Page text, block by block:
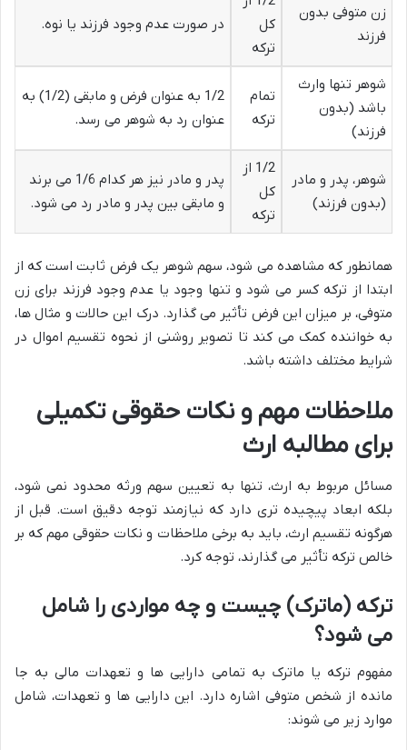
زن متوفی بدون
فرزند
کل
ترکه
در صورت عدم وجود فرزند یا نوه.
شوهر تنها وارث
باشد (بدون
فرزند)
تمام
ترکه
1/2 به عنوان فرض و مابقی (1/2) به
عنوان رد به شوهر می رسد.
شوهر، پدر و مادر
(بدون فرزند)
1/2 از
کل
ترکه
پدر و مادر نیز هر کدام 1/6 می برند
و مابقی بین پدر و مادر رد می شود.
همانطور که مشاهده می شود، سهم شوهر یک فرض ثابت است که از
ابتدا از ترکه کسر می شود و تنها وجود یا عدم وجود فرزند برای زن
متوفی، بر میزان این فرض تأثیر می گذارد. درک این حالات و مثال ها،
به خواننده کمک می کند تا تصویر روشنی از نحوه تقسیم اموال در
شرایط مختلف داشته باشد.
ملاحظات مهم و نکات حقوقی تکمیلی
برای مطالبه ارث
مسائل مربوط به ارث، تنها به تعیین سهم ورثه محدود نمی شود،
بلکه ابعاد پیچیده تری دارد که نیازمند توجه دقیق است. قبل از
هرگونه تقسیم ارث، باید به برخی ملاحظات و نکات حقوقی مهم که بر
خالص ترکه تأثیر می گذارند، توجه کرد.
ترکه (ماترک) چیست و چه مواردی را شامل
می شود؟
مفهوم ترکه یا ماترک به تمامی دارایی ها و تعهدات مالی به جا
مانده از شخص متوفی اشاره دارد. این دارایی ها و تعهدات، شامل
موارد زیر می شوند: